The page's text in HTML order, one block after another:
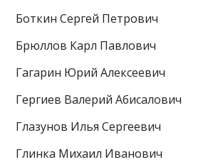
Боткин Сергей Петрович
Брюллов Карл Павлович
Гагарин Юрий Алексеевич
Гергиев Валерий Абисалович
Глазунов Илья Сергеевич
Глинка Михаил Иванович